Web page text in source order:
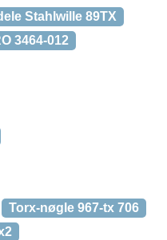
Stahlwille 89TX
3464-012
Torx-nøgle 967-tx 706